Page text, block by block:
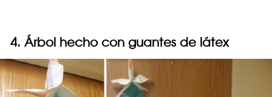
4. Árbol hecho con guantes de látex